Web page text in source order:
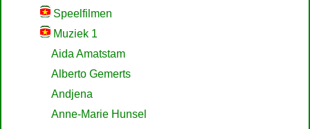
Speelfilmen
Muziek 1
Aida Amatstam
Alberto Gemerts
Andjena
Anne-Marie Hunsel